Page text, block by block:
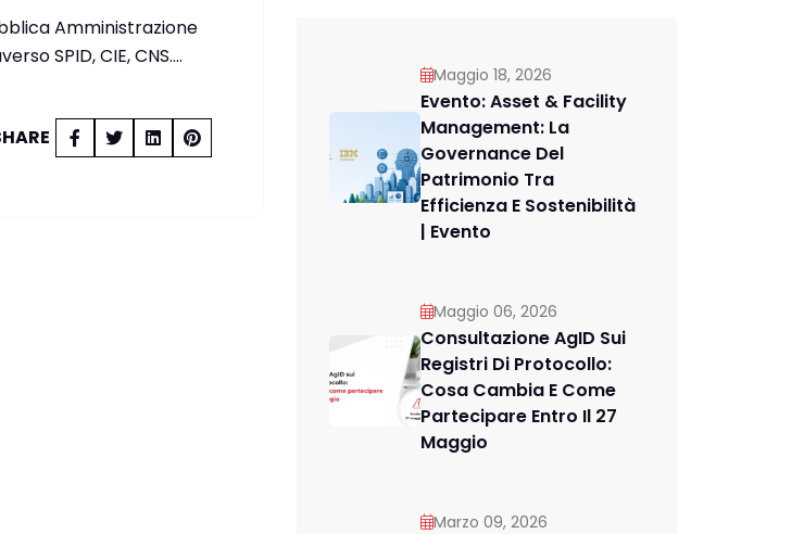
Amministrazione
SPID, CIE, CNS.…
Maggio 18, 2026
Evento: Asset & Facility
Management: La
Governance Del
Patrimonio Tra
Efficienza E Sostenibilità
| Evento
Maggio 06, 2026
Consultazione AgID Sui
Registri Di Protocollo:
Cosa Cambia E Come
Partecipare Entro Il 27
Maggio
Marzo 09, 2026